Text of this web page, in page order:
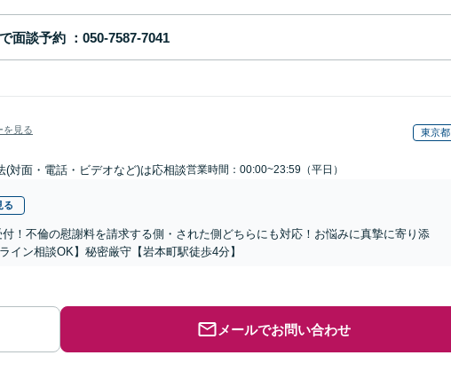
面談予約
を見る 東京都
(対面・電話・ビデオなど)は応相談営業時間：00:00~23:59（平日）
る
付！不倫の慰謝料を請求する側・された側どちらにも対応！お悩みに真摯に寄り添
イン相談OK】秘密厳守【岩本町駅徒歩4分】
メールでお問い合わせ